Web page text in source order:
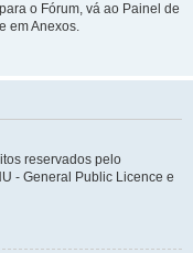
o Fórum, vá ao Painel de
em Anexos.
reservados pelo
- General Public Licence e